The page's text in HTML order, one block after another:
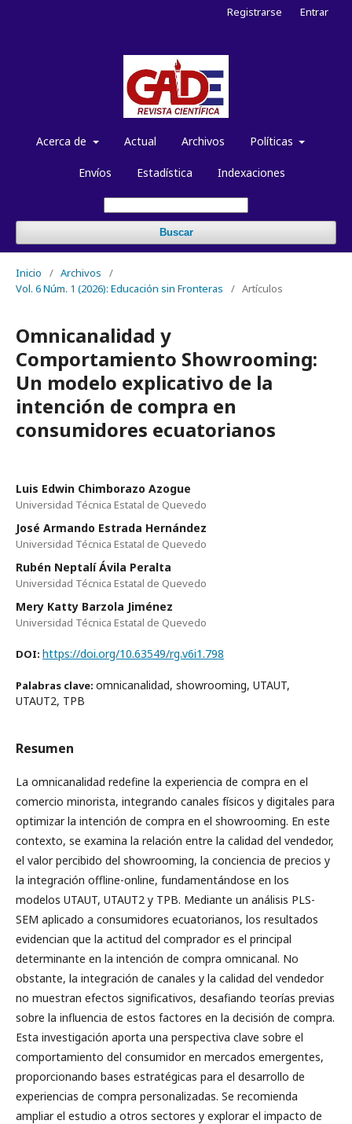
Acerca de Actual Archivos Políticas
Envíos Estadística Indexaciones
Buscar
Registrarse Entrar
Inicio / Archivos
/
Vol. 6 Núm. 1 (2026): Educación sin Fronteras
/ Artículos
Omnicanalidad y
Comportamiento Showrooming:
Un modelo explicativo de la
intención de compra en
consumidores ecuatorianos
Luis Edwin Chimborazo Azogue
Universidad Técnica Estatal de Quevedo
José Armando Estrada Hernández
Universidad Técnica Estatal de Quevedo
Rubén Neptalí Ávila Peralta
Universidad Técnica Estatal de Quevedo
Mery Katty Barzola Jiménez
Universidad Técnica Estatal de Quevedo
DOI: https://doi.org/10.63549/rg.v6i1.798
Palabras clave: omnicanalidad, showrooming, UTAUT,
UTAUT2, TPB
Resumen
La omnicanalidad redefine la experiencia de compra en el
comercio minorista, integrando canales físicos y digitales para
optimizar la intención de compra en el showrooming. En este
contexto, se examina la relación entre la calidad del vendedor,
el valor percibido del showrooming, la conciencia de precios y
la integración offline-online, fundamentándose en los
modelos UTAUT, UTAUT2 y TPB. Mediante un análisis PLS-
SEM aplicado a consumidores ecuatorianos, los resultados
evidencian que la actitud del comprador es el principal
determinante en la intención de compra omnicanal. No
obstante, la integración de canales y la calidad del vendedor
no muestran efectos significativos, desafiando teorías previas
sobre la influencia de estos factores en la decisión de compra.
Esta investigación aporta una perspectiva clave sobre el
comportamiento del consumidor en mercados emergentes,
proporcionando bases estratégicas para el desarrollo de
experiencias de compra personalizadas. Se recomienda
ampliar el estudio a otros sectores y explorar el impacto de